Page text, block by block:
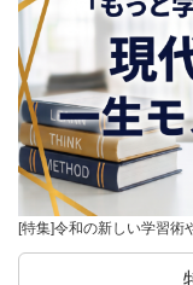
[特集]令和の新しい学習